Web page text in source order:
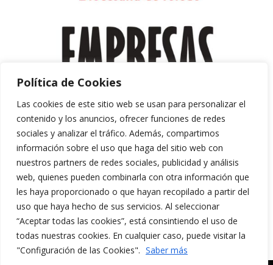
Política de Cookies
Las cookies de este sitio web se usan para personalizar el
contenido y los anuncios, ofrecer funciones de redes
sociales y analizar el tráfico. Además, compartimos
información sobre el uso que haga del sitio web con
nuestros partners de redes sociales, publicidad y análisis
web, quienes pueden combinarla con otra información que
les haya proporcionado o que hayan recopilado a partir del
uso que haya hecho de sus servicios. Al seleccionar
“Aceptar todas las cookies”, está consintiendo el uso de
todas nuestras cookies. En cualquier caso, puede visitar la
"Configuración de las Cookies". Saber más
Aviso Legal y Política de Privacidad
Política de Cookies